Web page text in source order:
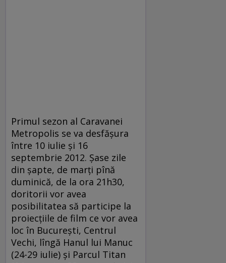
Primul sezon al Caravanei
Metropolis se va desfăşura
între 10 iulie şi 16
septembrie 2012. Şase zile
din şapte, de marţi pînă
duminică, de la ora 21h30,
doritorii vor avea
posibilitatea să participe la
proiecţiile de film ce vor avea
loc în Bucureşti, Centrul
Vechi, lîngă Hanul lui Manuc
(24-29 iulie) şi Parcul Titan